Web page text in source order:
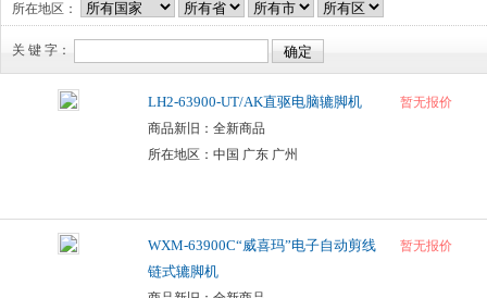
所在地区：
关 键 字：
LH2-63900-UT/AK直驱电脑辘脚机
商品新旧：全新商品
所在地区：中国 广东 广州
暂无报价
WXM-63900C“威喜玛”电子自动剪线
链式辘脚机
暂无报价